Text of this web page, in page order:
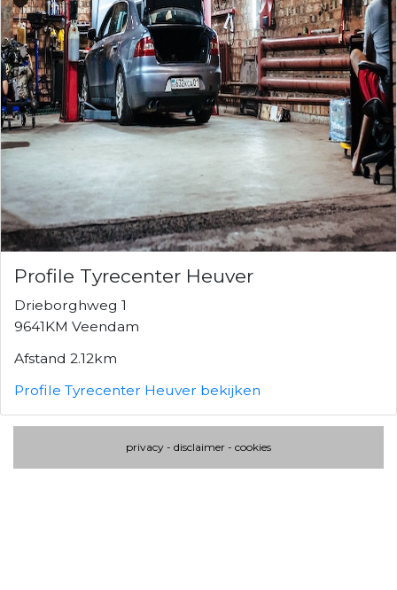
Profile Tyrecenter Heuver
Drieborghweg 1
9641KM Veendam
Afstand 2.12km
Profile Tyrecenter Heuver bekijken
privacy - disclaimer - cookies